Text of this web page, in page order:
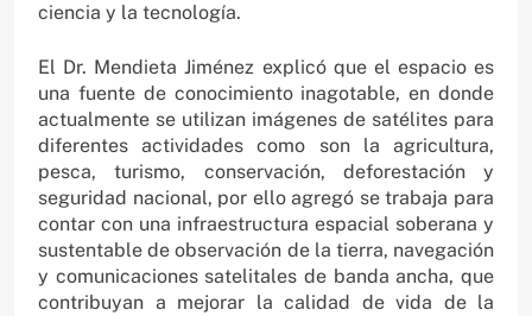
ciencia y la tecnología.
El Dr. Mendieta Jiménez explicó que el espacio es
una fuente de conocimiento inagotable, en donde
actualmente se utilizan imágenes de satélites para
diferentes actividades como son la agricultura,
pesca, turismo, conservación, deforestación y
seguridad nacional, por ello agregó se trabaja para
contar con una infraestructura espacial soberana y
sustentable de observación de la tierra, navegación
y comunicaciones satelitales de banda ancha, que
contribuyan a mejorar la calidad de vida de la